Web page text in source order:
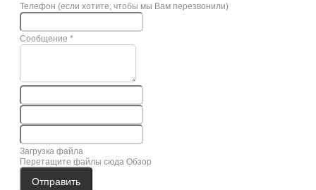
Телефон (если хотите, чтобы мы Вам перезвонили)
Сообщение *
Загрузка файла
Перетащите файлы сюда Обзор
Отправить